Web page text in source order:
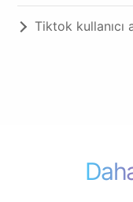
Tiktok kullanıcı